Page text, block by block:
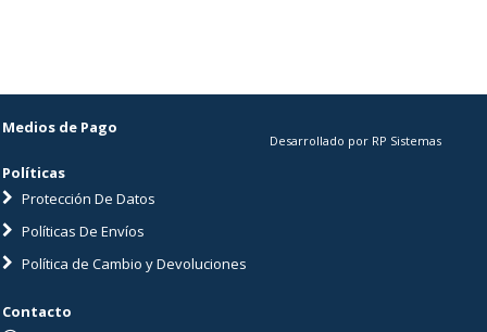
Medios de Pago
Políticas
Protección De Datos
Políticas De Envíos
Política de Cambio y Devoluciones
Desarrollado por RP Sistemas
Contacto